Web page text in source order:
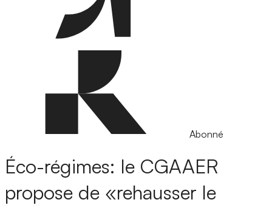
Abonné
Éco-régimes: le CGAAER
propose de «rehausser le